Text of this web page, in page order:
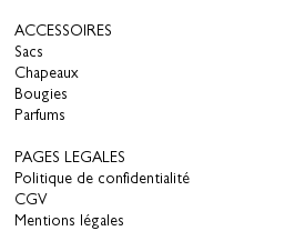
ACCESSOIRES
Sacs
Chapeaux
Bougies
Parfums
PAGES LEGALES
Politique de confidentialité
CGV
Mentions légales